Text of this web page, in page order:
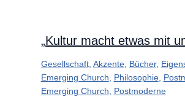
„Kultur macht etwas mit
Gesellschaft, Akzente, Bücher,
Emerging Church
Philosophie,
Emerging Church
Postmoderne